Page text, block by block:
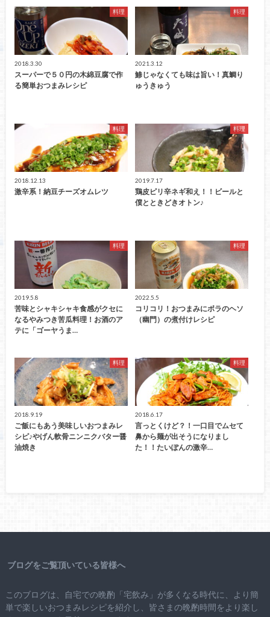
料理
2018.3.30
スーパーで５０円の木綿豆腐で作
る簡単おつまみレシピ
料理
2021.3.12
鯵じゃなくても味は旨い！真鯛り
ゅうきゅう
料理
2018.12.13
激辛系！納豆チーズオムレツ
料理
2019.7.17
鶏皮ピリ辛ネギ和え！！ビールと
僕とときどきオトン♪
料理
2019.5.8
苦味とシャキシャキ食感がクセに
なるやみつき苦瓜料理！お酒のア
テに「ゴーヤうま…
料理
2022.5.5
コリコリ！おつまみにボラのヘソ
（幽門）の煮付けレシピ
料理
2018.9.19
ご飯にもあう美味しいおつまみレ
シピ♪やげん軟骨ニンニクバター醤
油焼き
料理
2018.6.17
言っとくけど？！一口目でムセて
鼻から麺が出そうになりまし
た！！たいぽんの激辛…
ブログをご覧頂いている皆様へ
このブログは、自宅での晩酌「宅飲み」が多くなる時代に、より簡
単で楽しいおつまみレシピを紹介し、皆さまの晩酌時間をより楽し